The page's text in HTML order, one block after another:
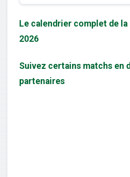
Le calendrier complet de la
2026
Suivez certains matchs en
partenaires